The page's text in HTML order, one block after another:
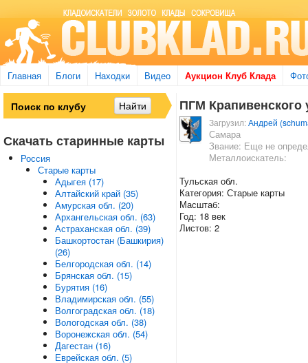
Главная Блоги Находки Видео Аукцион Клуб Клада
ПГМ Крапивенского
Загрузил:Андрей
Самара
Звание: Еще не
Металлоискатель:
Тульская обл.
Категория: Старые карты
Масштаб:
Год: 18 век
Листов: 2
Скачать старинные карты
Россия
Старые карты
Адыгея (17)
Алтайский край (35)
Амурская обл. (20)
Архангельская обл. (63)
Астраханская обл. (39)
Башкортостан (Башкирия)
(26)
Белгородская обл. (14)
Брянская обл. (15)
Бурятия (16)
Владимирская обл. (55)
Волгоградская обл. (18)
Вологодская обл. (38)
Воронежская обл. (54)
Дагестан (16)
Еврейская обл. (5)